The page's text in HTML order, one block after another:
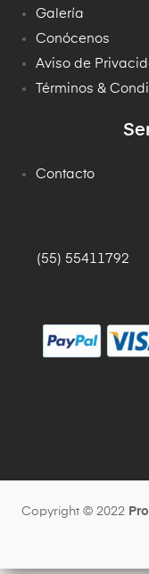
Galería
Conócenos
Aviso de
Términos &
Contacto
(55) 55411792
Copyright © 2022